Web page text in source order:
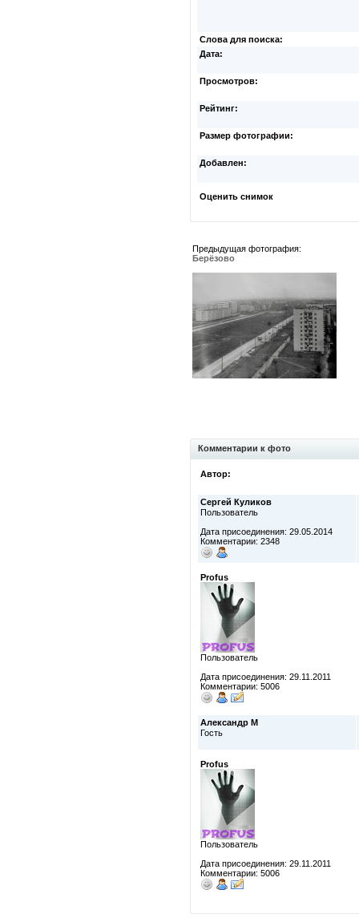
Слова для поиска:
Дата:
Просмотров:
Рейтинг:
Размер фотографии:
Добавлен:
Оценить снимок
Предыдущая фотография:
Берёзово
Комментарии к фото
Автор:
Сергей Куликов
Пользователь
Дата присоединения: 29.05.2014
Комментарии: 2348
Profus
Пользователь
Дата присоединения: 29.11.2011
Комментарии: 5006
Александр М
Гость
Profus
Пользователь
Дата присоединения: 29.11.2011
Комментарии: 5006